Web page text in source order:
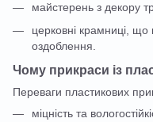
майстерень з декору
церковні крамниці,
оздоблення.
Чому прикраси із
Переваги пластикових
міцність та